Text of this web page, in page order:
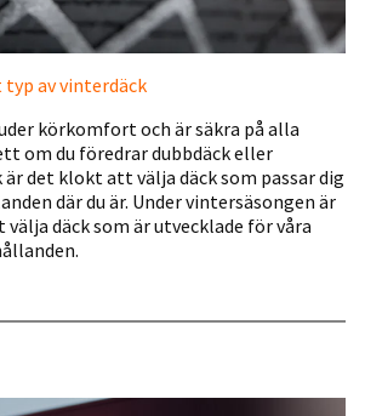
typ av vinterdäck
körkomfort och är säkra på alla
om du föredrar dubbdäck eller
det klokt att välja däck som passar dig
där du är. Under vintersäsongen är
däck som är utvecklade för våra